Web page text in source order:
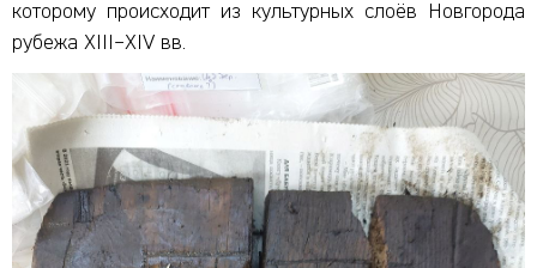
которому происходит из культурных слоёв Новгорода
рубежа XIII–XIV вв.